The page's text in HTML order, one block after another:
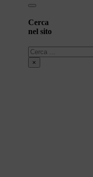
Cerca
nel sito
Cerca
×